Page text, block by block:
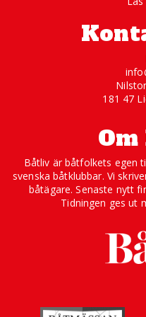
181 47
Båtliv är båtfolkets egen
svenska båtklubbar. Vi
båtägare. Senaste nytt
Tidningen ges ut